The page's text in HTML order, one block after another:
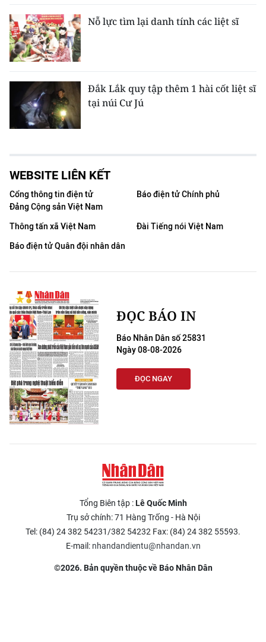
Nỗ lực tìm lại danh tính các liệt sĩ
Đắk Lắk quy tập thêm 1 hài cốt liệt sĩ
tại núi Cư Jú
WEBSITE LIÊN KẾT
Cổng thông tin điện tử
Đảng Cộng sản Việt Nam
Báo điện tử Chính phủ
Thông tấn xã Việt Nam
Đài Tiếng nói Việt Nam
Báo điện tử Quân đội nhân dân
ĐỌC BÁO IN
Báo Nhân Dân số 25831
Ngày 08-08-2026
ĐỌC NGAY
Tổng Biên tập :Lê Quốc Minh
Trụ sở chính: 71 Hàng Trống - Hà Nội
Tel: (84) 24 382 54231/382 54232 Fax: (84) 24 382 55593.
E-mail: nhandandientu@nhandan.vn
©2026. Bản quyền thuộc về Báo Nhân Dân